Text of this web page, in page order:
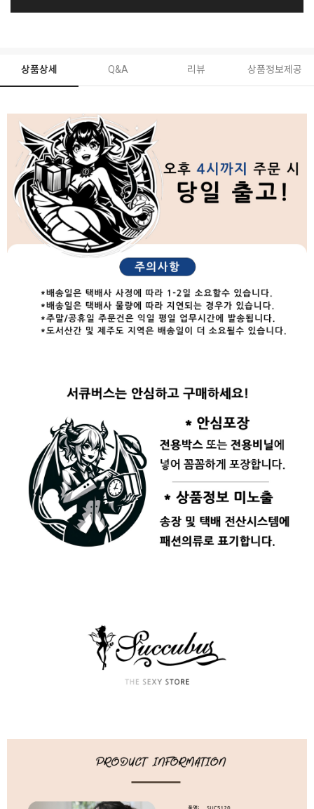
상품상세 Q&A 리뷰 상품정보제공